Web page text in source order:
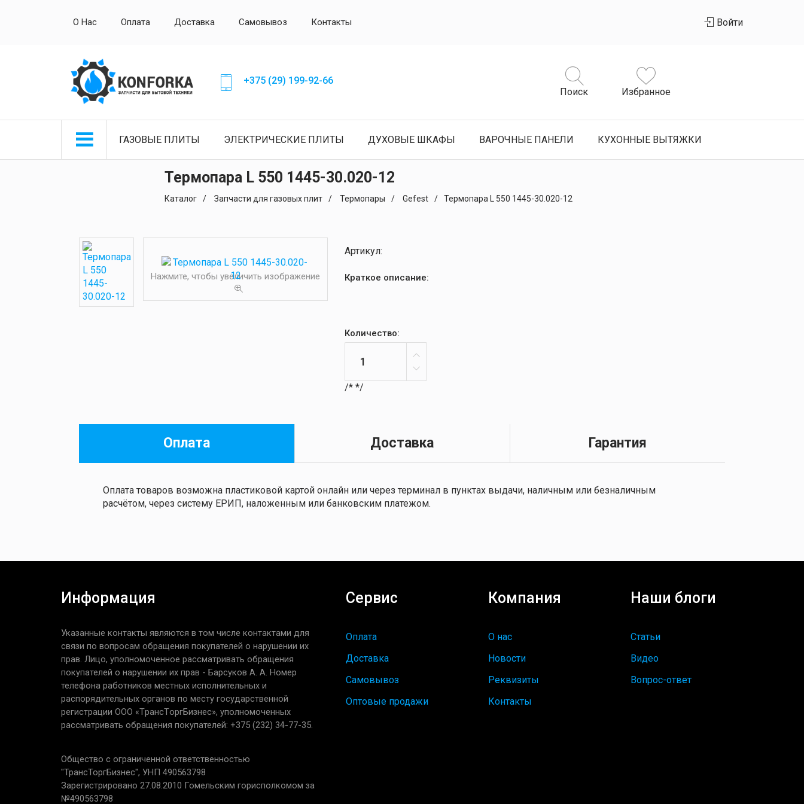
О Нас Оплата Доставка Самовывоз Контакты Войти
+375 (29) 199-92-66
Поиск
Избранное
ГАЗОВЫЕ ПЛИТЫ ЭЛЕКТРИЧЕСКИЕ ПЛИТЫ ДУХОВЫЕ ШКАФЫ ВАРОЧНЫЕ ПАНЕЛИ КУХОННЫЕ ВЫТЯЖКИ
Термопара L 550 1445-30.020-12
Каталог Запчасти для газовых плит Термопары Gefest Термопара L 550 1445-30.020-12
Нажмите, чтобы увеличить изображение
Артикул:
Краткое описание:
Количество:
/* */
Оплата Доставка Гарантия
Оплата товаров возможна пластиковой картой онлайн или через терминал в пунктах выдачи, наличным или безналичным
расчётом, через систему ЕРИП, наложенным или банковским платежом.
Информация
Указанные контакты являются в том числе контактами для
связи по вопросам обращения покупателей о нарушении их
прав. Лицо, уполномоченное рассматривать обращения
покупателей о нарушении их прав - Барсуков А. А. Номер
телефона работников местных исполнительных и
распорядительных органов по месту государственной
регистрации ООО «TрaнcТopгБизнec», уполномоченных
рассматривать обращения покупателей: +375 (232) 34-77-35.
Общество с ограниченной ответственностью
"ТрансТоргБизнес", УНП 490563798
Зарегистрировано 27.08.2010 Гомельским горисполкомом за
№490563798
Сервис
Оплата
Доставка
Самовывоз
Оптовые продажи
Компания
О нас
Новости
Реквизиты
Контакты
Наши блоги
Статьи
Видео
Вопрос-ответ